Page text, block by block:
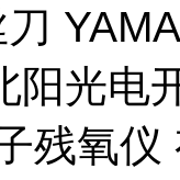
阳光电
残氧